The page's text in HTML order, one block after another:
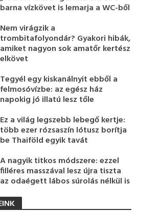
barna vízkövet is lemarja a WC-ből
Nem virágzik a
trombitafolyondár? Gyakori hibák,
amiket nagyon sok amatőr kertész
elkövet
Tegyél egy kiskanálnyit ebből a
felmosóvízbe: az egész ház
napokig jó illatú lesz tőle
Ez a világ legszebb lebegő kertje:
több ezer rózsaszín lótusz borítja
be Thaiföld egyik tavát
A nagyik titkos módszere: ezzel
filléres masszával lesz újra tiszta
az odaégett lábos súrolás nélkül is